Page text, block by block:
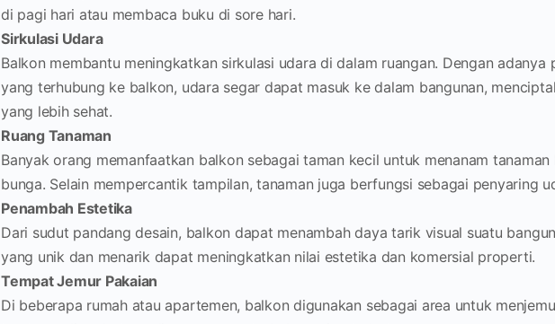
di pagi hari atau membaca buku di sore hari.
Sirkulasi Udara
Balkon membantu meningkatkan sirkulasi udara di dalam ruangan. Dengan adanya
yang terhubung ke balkon, udara segar dapat masuk ke dalam bangunan,
yang lebih sehat.
Ruang Tanaman
Banyak orang memanfaatkan balkon sebagai taman kecil untuk menanam tanaman
bunga. Selain mempercantik tampilan, tanaman juga berfungsi sebagai penyaring
Penambah Estetika
Dari sudut pandang desain, balkon dapat menambah daya tarik visual suatu
yang unik dan menarik dapat meningkatkan nilai estetika dan komersial properti.
Tempat Jemur Pakaian
Di beberapa rumah atau apartemen, balkon digunakan sebagai area untuk